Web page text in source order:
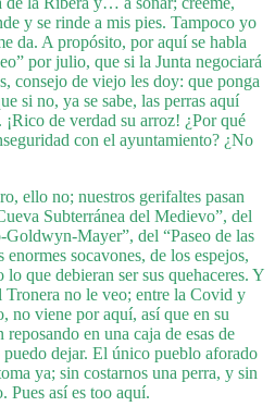
y se rinde a mis pies. Tampoco yo
da. A propósito, por aquí se habla
por julio, que si la Junta negociará
consejo de viejo les doy: que ponga
si no, ya se sabe, las perras aquí
de verdad su arroz! ¿Por qué
con el ayuntamiento? ¿No
ello no; nuestros gerifaltes pasan
Subterránea del Medievo”, del
Mayer”, del “Paseo de las
socavones, de los espejos,
que debieran ser sus quehaceres. Y
Tronera no le veo; entre la Covid y
no viene por aquí, así que en su
en una caja de esas de
dejar. El único pueblo aforado
ya; sin costarnos una perra, y sin
Pues así es too aquí.